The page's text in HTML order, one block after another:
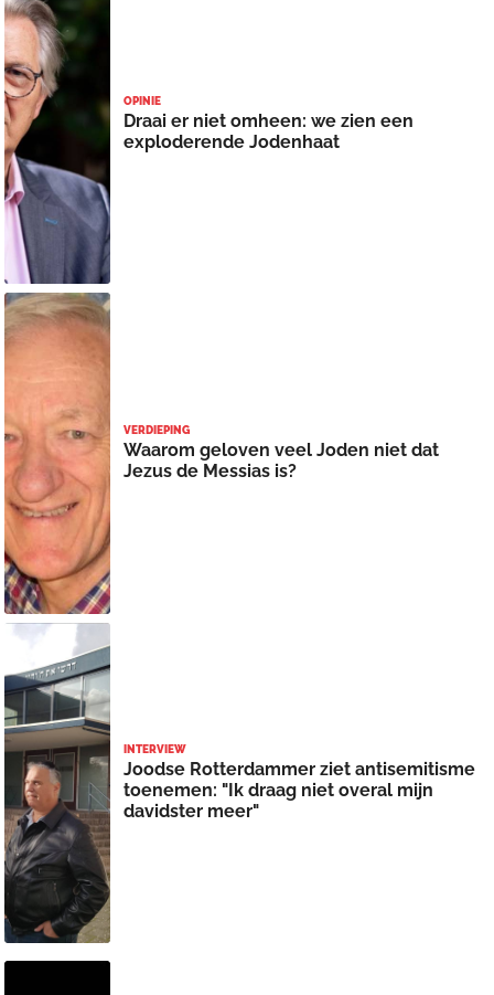
OPINIE
Draai er niet omheen: we zien een
exploderende Jodenhaat
VERDIEPING
Waarom geloven veel Joden niet dat
Jezus de Messias is?
INTERVIEW
Joodse Rotterdammer ziet antisemitisme
toenemen: "Ik draag niet overal mijn
davidster meer"